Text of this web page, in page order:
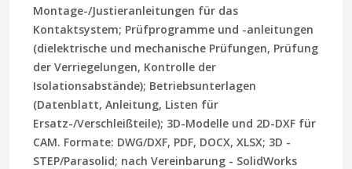
Montage-/Justieranleitungen für das
Kontaktsystem; Prüfprogramme und -anleitungen
(dielektrische und mechanische Prüfungen, Prüfung
der Verriegelungen, Kontrolle der
Isolationsabstände); Betriebsunterlagen
(Datenblatt, Anleitung, Listen für
Ersatz-/Verschleißteile); 3D-Modelle und 2D-DXF für
CAM. Formate: DWG/DXF, PDF, DOCX, XLSX; 3D -
STEP/Parasolid; nach Vereinbarung - SolidWorks